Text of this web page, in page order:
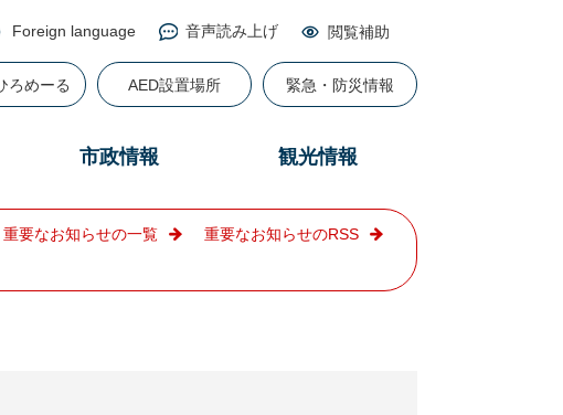
Foreign language 音声読み上げ 閲覧補助
ろめーる AED設置場所 緊急・防災情報
市政情報 観光情報
重要なお知らせの一覧 重要なお知らせのRSS